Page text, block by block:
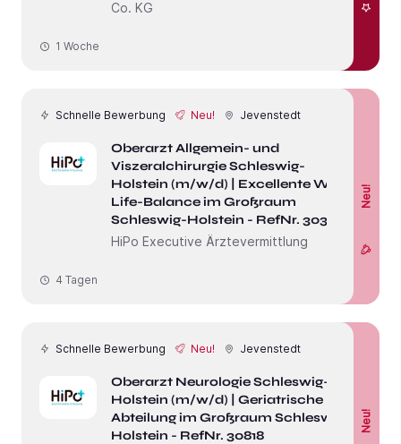
Co. KG
1 Woche
Schnelle Bewerbung Neu! Jevenstedt
Oberarzt Allgemein- und
Viszeralchirurgie Schleswig-
Holstein (m/w/d) | Excellente Work-
Life-Balance im Großraum
Schleswig-Holstein - RefNr. 30336
HiPo Executive Ärztevermittlung
Neu!
4 Tagen
Schnelle Bewerbung Neu! Jevenstedt
Oberarzt Neurologie Schleswig-
Holstein (m/w/d) | Geriatrische
Abteilung im Großraum Schleswig-
Holstein - RefNr. 30818
Neu!